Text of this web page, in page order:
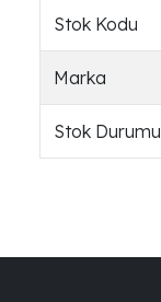
Stok Kodu
Marka
Stok Durumu